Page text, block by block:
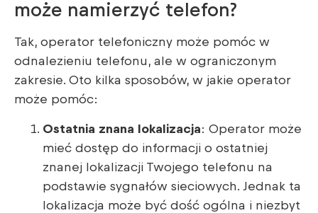
może namierzyć telefon?
Tak, operator telefoniczny może pomóc w
odnalezieniu telefonu, ale w ograniczonym
zakresie. Oto kilka sposobów, w jakie operator
może pomóc:
Ostatnia znana lokalizacja: Operator może
mieć dostęp do informacji o ostatniej
znanej lokalizacji Twojego telefonu na
podstawie sygnałów sieciowych. Jednak ta
lokalizacja może być dość ogólna i niezbyt